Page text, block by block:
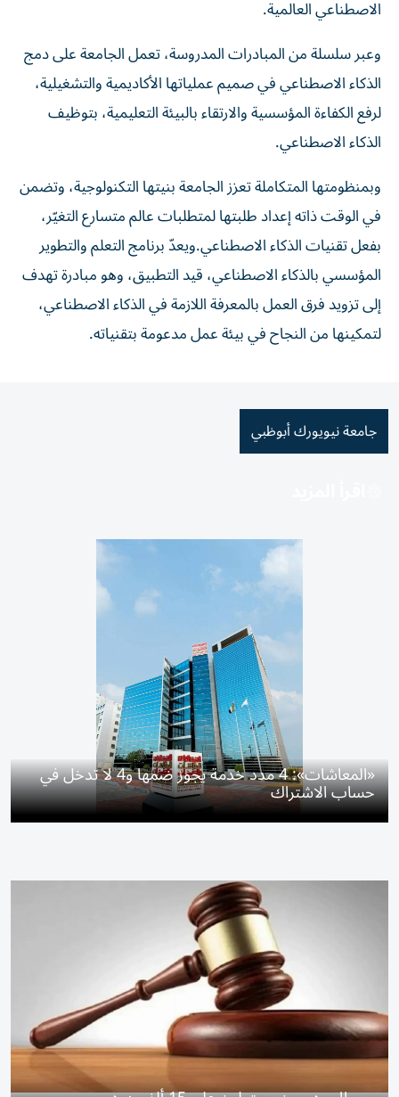
الاصطناعي العالمية.
وعبر سلسلة من المبادرات المدروسة، تعمل الجامعة على دمج
الذكاء الاصطناعي في صميم عملياتها الأكاديمية والتشغيلية،
لرفع الكفاءة المؤسسية والارتقاء بالبيئة التعليمية، بتوظيف
الذكاء الاصطناعي.
وبمنظومتها المتكاملة تعزز الجامعة بنيتها التكنولوجية، وتضمن
في الوقت ذاته إعداد طلبتها لمتطلبات عالم متسارع التغيّر،
بفعل تقنيات الذكاء الاصطناعي.ويعدّ برنامج التعلم والتطوير
المؤسسي بالذكاء الاصطناعي، قيد التطبيق، وهو مبادرة تهدف
إلى تزويد فرق العمل بالمعرفة اللازمة في الذكاء الاصطناعي،
لتمكينها من النجاح في بيئة عمل مدعومة بتقنياته.
جامعة نيويورك أبوظبي
«المعاشات»: 4 مدد خدمة يجوز ضمها و4 لا تدخل في
حساب الاشتراك